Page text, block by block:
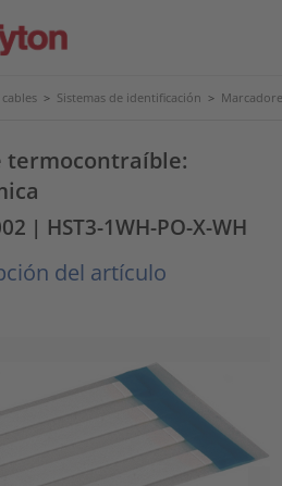
> Sistemas de identificación >
termocontraíble:
| HST3-1WH-PO-X-WH
del artículo